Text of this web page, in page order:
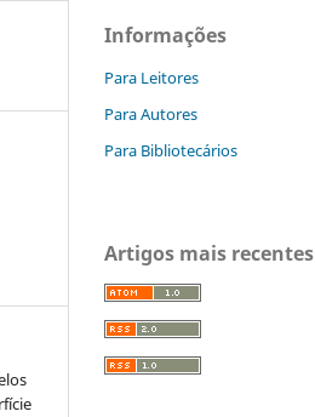
Informações
Para Leitores
Para Autores
Para Bibliotecários
Artigos mais recentes